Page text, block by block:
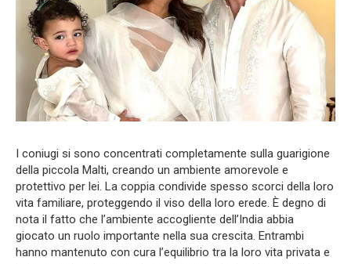
I coniugi si sono concentrati completamente sulla guarigione
della piccola Malti, creando un ambiente amorevole e
protettivo per lei. La coppia condivide spesso scorci della loro
vita familiare, proteggendo il viso della loro erede. È degno di
nota il fatto che l’ambiente accogliente dell’India abbia
giocato un ruolo importante nella sua crescita. Entrambi
hanno mantenuto con cura l’equilibrio tra la loro vita privata e